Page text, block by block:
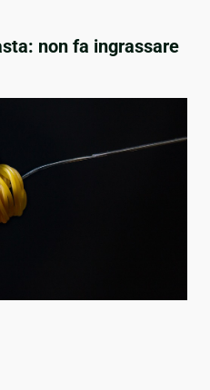
non fa ingrassare